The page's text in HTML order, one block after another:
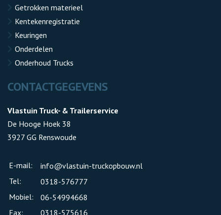
Getrokken materieel
Kentekenregistratie
Keuringen
Onderdelen
Onderhoud Trucks
CONTACTGEGEVENS
Vlastuin Truck- & Trailerservice
De Hooge Hoek 38
3927 GG Renswoude
E-mail:
info@vlastuin-truckopbouw.nl
Tel:
0318-576777
Mobiel:
06-54994668
Fax:
0318-575616